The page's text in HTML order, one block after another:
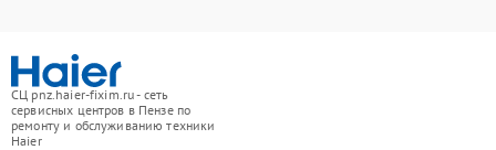
СЦ pnz.haier-fixim.ru - сеть
сервисных центров в Пензе по
ремонту и обслуживанию техники
Haier